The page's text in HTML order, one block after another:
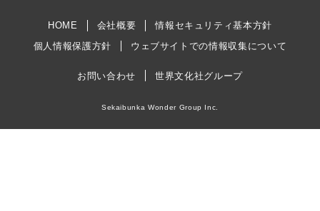
HOME 会社概要
情報セキュリティ基本方針
個人情報保護方針
ウェブサイトでの情報収集について
お問い合わせ 世界文化社グループ
Sekaibunka Wonder Group Inc.